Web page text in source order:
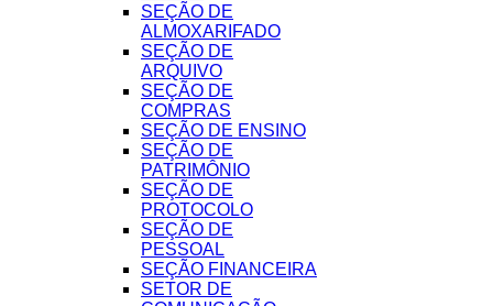
SEÇÃO DE
ALMOXARIFADO
SEÇÃO DE
ARQUIVO
SEÇÃO DE
COMPRAS
SEÇÃO DE ENSINO
SEÇÃO DE
PATRIMÔNIO
SEÇÃO DE
PROTOCOLO
SEÇÃO DE
PESSOAL
SEÇÃO FINANCEIRA
SETOR DE